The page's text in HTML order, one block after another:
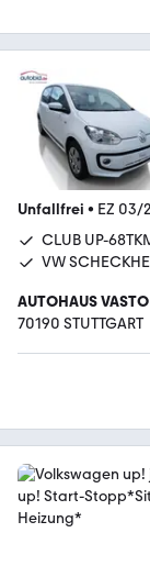
Unfallfrei • EZ 03/
CLUB UP-
VW
AUTOHAUS VASTO
70190 STUTTGART